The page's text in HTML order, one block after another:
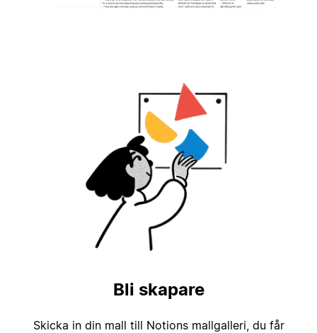
Bli skapare
Skicka in din mall till Notions mallgalleri, du får